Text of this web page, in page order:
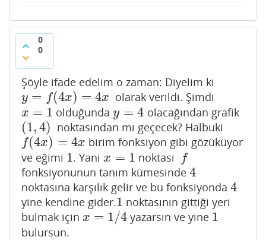
0
0
Şöyle ifade edelim o zaman: Diyelim ki
y = f(4x) = 4x
y=f(4 x)=4x olarak verildi. Şimdi
x = 1
x= 1 olduğunday = 4
y=4 olacağından grafik
(1,4)
(1,4 ) noktasından mı geçecek? Halbuki
f(4x) = 4x
f(4x)=4 x
birim fonksiyon gibi gözüküyor
ve eğimi 1
1. Yanix = 1
x= 1 noktası f
f
fonksiyonunun tanım kümesinde 4
4
noktasına karşılık gelir ve bu fonksiyonda 4
4
yine kendine gider.1
1 noktasının gittiği yeri
bulmak için x = 1/4
x= 1/ 4 yazarsın ve yine 1
1
bulursun.